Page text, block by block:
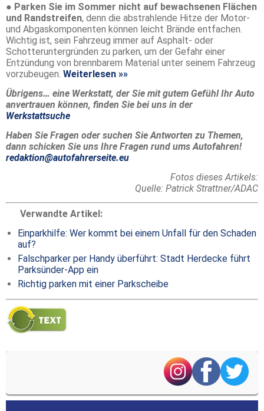
● Parken Sie im Sommer nicht auf bewachsenen Flächen
und Randstreifen, denn die abstrahlende Hitze der Motor-
und Abgaskomponenten können leicht Brände entfachen.
Wichtig ist, sein Fahrzeug immer auf Asphalt- oder
Schotteruntergründen zu parken, um der Gefahr einer
Entzündung von brennbarem Material unter seinem Fahrzeug
vorzubeugen. Weiterlesen »»
Übrigens… eine Werkstatt, der Sie mit gutem Gefühl Ihr Auto
anvertrauen können, finden Sie bei uns in der
Werkstattsuche
Haben Sie Fragen oder suchen Sie Antworten zu Themen,
dann schicken Sie uns Ihre Fragen rund ums Autofahren!
redaktion@autofahrerseite.eu
Fotos dieses Artikels:
Quelle: Patrick Strattner/ADAC
Verwandte Artikel:
Einparkhilfe: Wer kommt bei einem Unfall für den Schaden
auf?
Falschparker per Handy überführt: Stadt Herdecke führt
Parksünder-App ein
Richtig parken mit einer Parkscheibe